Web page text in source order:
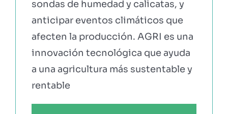
sondas de humedad y calicatas, y
anticipar eventos climáticos que
afecten la producción. AGRI es una
innovación tecnológica que ayuda
a una agricultura más sustentable y
rentable